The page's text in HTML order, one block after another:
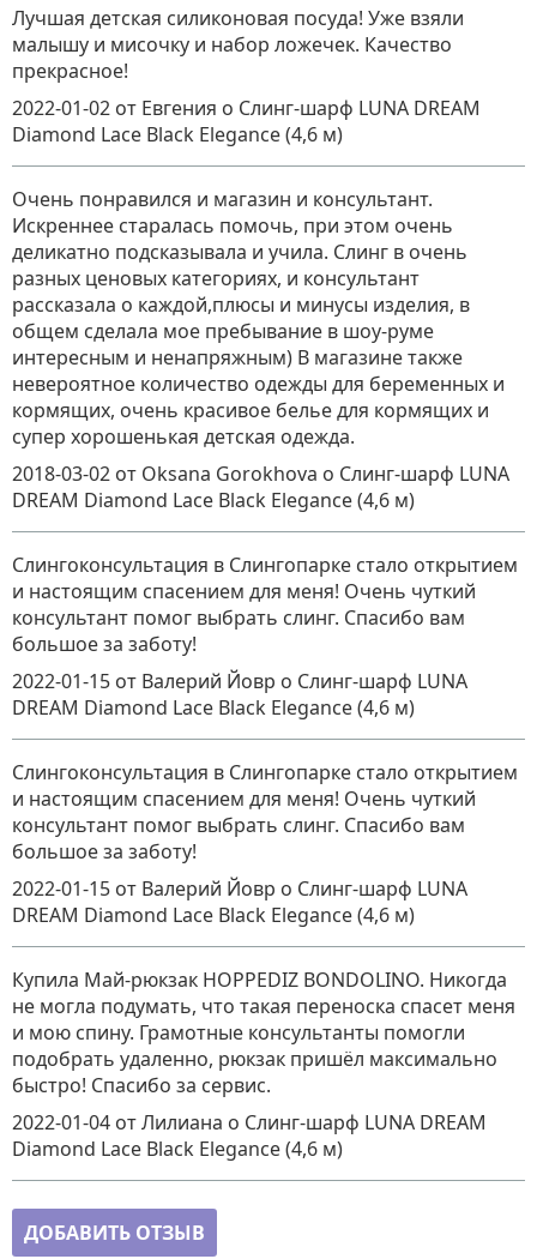
Лучшая детская силиконовая посуда! Уже взяли
малышу и мисочку и набор ложечек. Качество
прекрасное!
2022-01-02 от Евгения о Слинг-шарф LUNA DREAM
Diamond Lace Black Elegance (4,6 м)
Очень понравился и магазин и консультант.
Искреннее старалась помочь, при этом очень
деликатно подсказывала и учила. Слинг в очень
разных ценовых категориях, и консультант
рассказала о каждой,плюсы и минусы изделия, в
общем сделала мое пребывание в шоу-руме
интересным и ненапряжным) В магазине также
невероятное количество одежды для беременных и
кормящих, очень красивое белье для кормящих и
супер хорошенькая детская одежда.
2018-03-02 от Oksana Gorokhova о Слинг-шарф LUNA
DREAM Diamond Lace Black Elegance (4,6 м)
Слингоконсультация в Слингопарке стало открытием
и настоящим спасением для меня! Очень чуткий
консультант помог выбрать слинг. Спасибо вам
большое за заботу!
2022-01-15 от Валерий Йовр о Слинг-шарф LUNA
DREAM Diamond Lace Black Elegance (4,6 м)
Слингоконсультация в Слингопарке стало открытием
и настоящим спасением для меня! Очень чуткий
консультант помог выбрать слинг. Спасибо вам
большое за заботу!
2022-01-15 от Валерий Йовр о Слинг-шарф LUNA
DREAM Diamond Lace Black Elegance (4,6 м)
Купила Май-рюкзак HOPPEDIZ BONDOLINO. Никогда
не могла подумать, что такая переноска спасет меня
и мою спину. Грамотные консультанты помогли
подобрать удаленно, рюкзак пришёл максимально
быстро! Спасибо за сервис.
2022-01-04 от Лилиана о Слинг-шарф LUNA DREAM
Diamond Lace Black Elegance (4,6 м)
ДОБАВИТЬ ОТЗЫВ